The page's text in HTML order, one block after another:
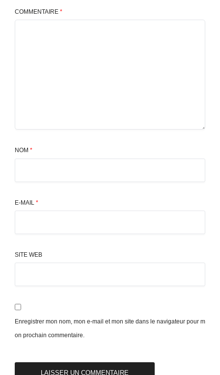
COMMENTAIRE *
NOM *
E-MAIL *
SITE WEB
Enregistrer mon nom, mon e-mail et mon site dans le navigateur pour m
on prochain commentaire.